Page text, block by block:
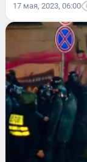
17 мая, 2023, 06:00